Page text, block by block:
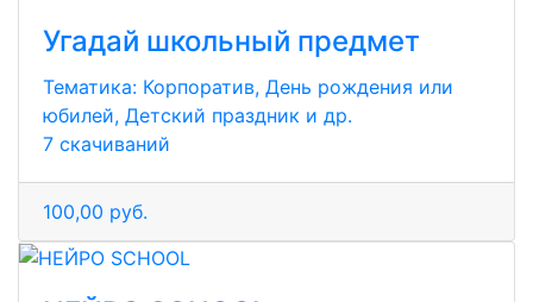
Угадай школьный предмет
Тематика: Корпоратив, День рождения или
юбилей, Детский праздник и др.
7 скачиваний
100,00 руб.